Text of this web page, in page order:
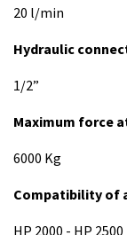
20 l/min
Hydraulic
1/2”
Maximum force
6000 Kg
Compatibility of
HP 2000 - HP 2500